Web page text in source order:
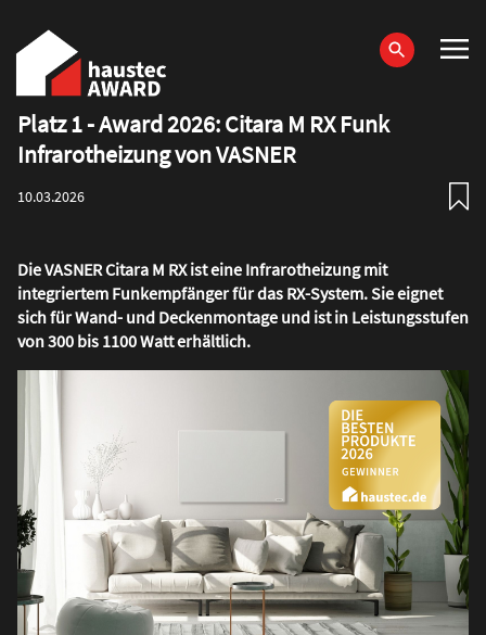
Inhalt
Haupt-
Navigation
Platz 1 - Award 2026: Citara M RX Funk
Infrarotheizung von VASNER
10.03.2026
Die VASNER Citara M RX ist eine Infrarotheizung mit
integriertem Funkempfänger für das RX-System. Sie eignet
sich für Wand- und Deckenmontage und ist in Leistungsstufen
von 300 bis 1100 Watt erhältlich.